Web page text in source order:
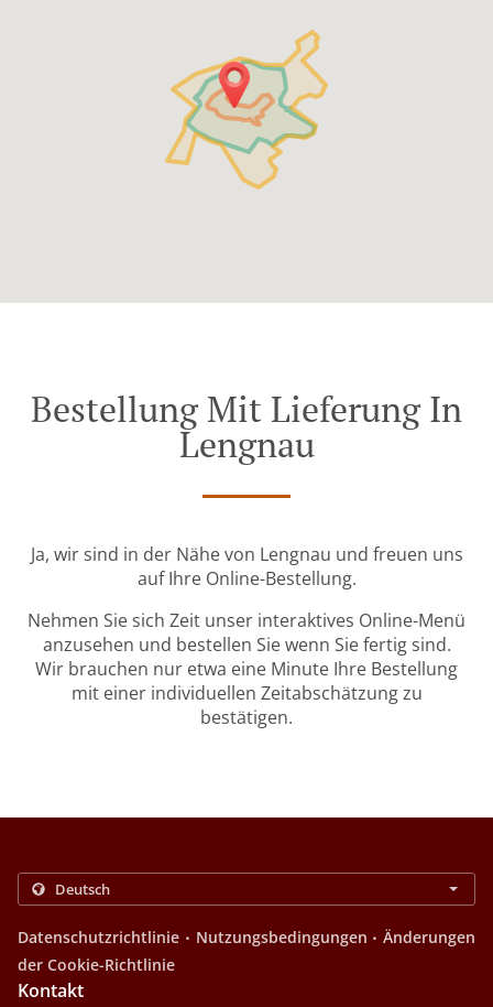
Bestellung Mit Lieferung In
Lengnau
Ja, wir sind in der Nähe von Lengnau und freuen uns
auf Ihre Online-Bestellung.
Nehmen Sie sich Zeit unser interaktives Online-Menü
anzusehen und bestellen Sie wenn Sie fertig sind.
Wir brauchen nur etwa eine Minute Ihre Bestellung
mit einer individuellen Zeitabschätzung zu
bestätigen.
Datenschutzrichtlinie . Nutzungsbedingungen . Änderungen
der Cookie-Richtlinie
Kontakt